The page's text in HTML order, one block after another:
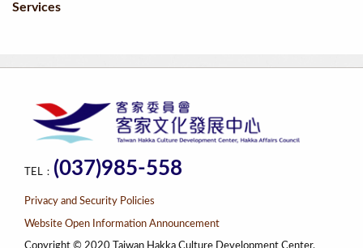
Services
TEL： (037)985-558
Privacy and Security Policies
Website Open Information Announcement